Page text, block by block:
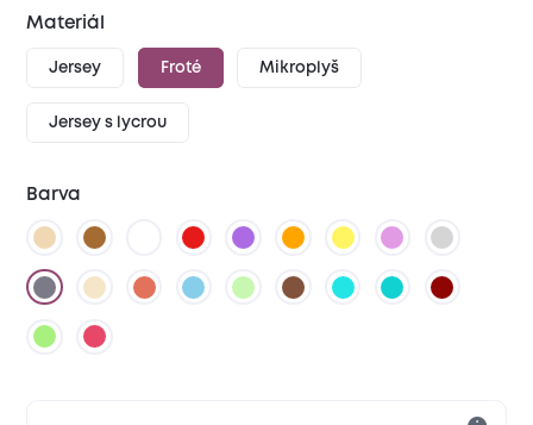
Materiál
Jersey Froté Mikroplyš
Jersey s lycrou
Barva